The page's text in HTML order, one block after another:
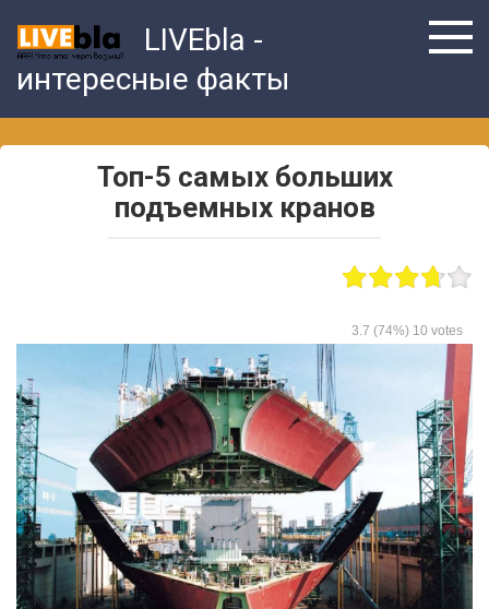
content
LIVEbla -
интересные факты
Топ-5 самых больших
подъемных кранов
3.7 (74%) 10 votes